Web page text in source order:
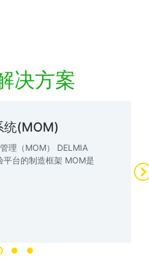
决方案
统(MOM)
理（MOM） DELMIA
平台的制造框架 MOM是